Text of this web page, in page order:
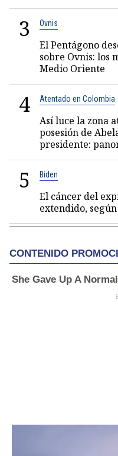
3 Ovnis
El Pentágono
sobre Ovnis: los
Medio Oriente
4 Atentado en Colombia
Así luce la zona
posesión de
presidente:
5 Biden
El cáncer del
extendido,